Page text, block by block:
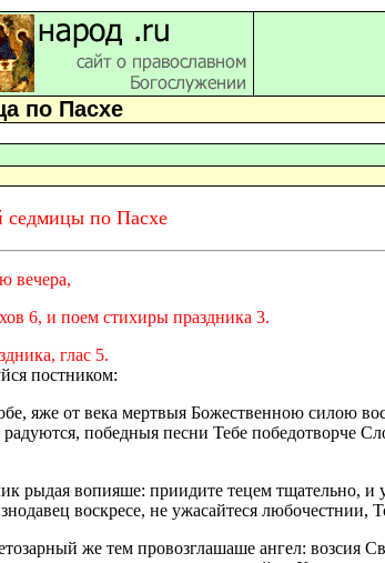
по Пасхе
седмицы по Пасхе
вечера,
6, и поем стихиры праздника 3.
глас 5.
постником:
яже от века мертвыя Божественною силою
победныя песни Тебе победотворче
вопияше: приидите тецем тщательно, и
воскресе, не ужасайтеся любочестнии,
же тем провозглашаше ангел: возсия